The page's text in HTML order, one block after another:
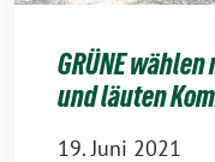
GRÜNE
und läuten
19. Juni 2021